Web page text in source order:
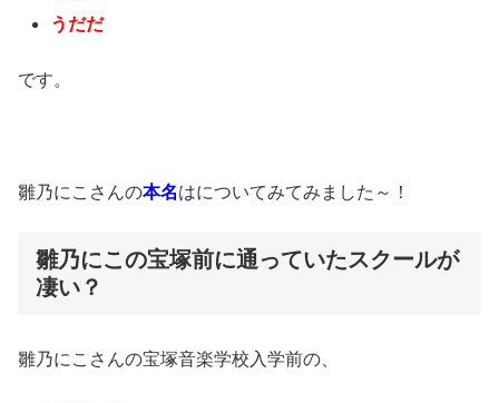
うだだ
です。
雛乃にこさんの本名はについてみてみました～！
雛乃にこの宝塚前に通っていたスクールが
凄い？
雛乃にこさんの宝塚音楽学校入学前の、